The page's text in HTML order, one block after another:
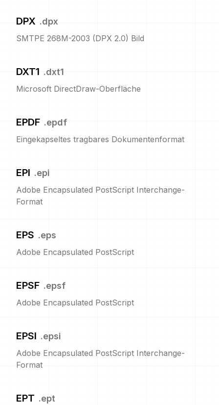
DPX .dpx
SMTPE 268M-2003 (DPX 2.0) Bild
DXT1 .dxt1
Microsoft DirectDraw-Oberfläche
EPDF .epdf
Eingekapseltes tragbares Dokumentenformat
EPI .epi
Adobe Encapsulated PostScript Interchange-
Format
EPS .eps
Adobe Encapsulated PostScript
EPSF .epsf
Adobe Encapsulated PostScript
EPSI .epsi
Adobe Encapsulated PostScript Interchange-
Format
EPT .ept